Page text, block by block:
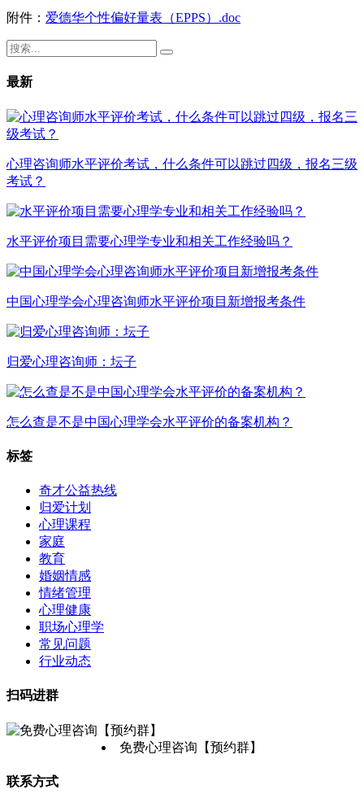
附件： 爱德华个性偏好量表（EPPS）.doc
最新
心理咨询师水平评价考试，什么条件可以跳过四级，报名三级
考试？
水平评价项目需要心理学专业和相关工作经验吗？
中国心理学会心理咨询师水平评价项目新增报考条件
归爱心理咨询师：坛子
怎么查是不是中国心理学会水平评价的备案机构？
标签
奇才公益热线
归爱计划
心理课程
家庭
教育
婚姻情感
情绪管理
心理健康
职场心理学
常见问题
行业动态
扫码进群
免费心理咨询【预约群】
联系方式